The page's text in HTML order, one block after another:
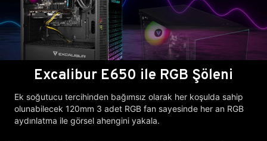
Excalibur E650 ile RGB Şöleni
Ek soğutucu tercihinden bağımsız olarak her koşulda sahip
olunabilecek 120mm 3 adet RGB fan sayesinde her an RGB
aydınlatma ile görsel ahengini yakala.